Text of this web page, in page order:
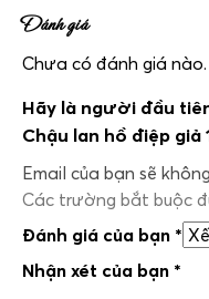
Đánh giá
Chưa có đánh giá nào.
Hãy là người đầu
Chậu lan hồ điệp giả
Email của bạn sẽ
Các trường bắt buộc
Đánh giá của bạn *
Nhận xét của bạn *